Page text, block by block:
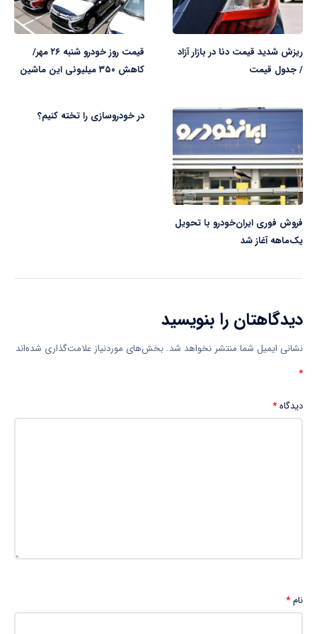
ریزش شدید قیمت دنا در بازار آزاد
/ جدول قیمت
قیمت روز خودرو شنبه ۲۶ مهر/
کاهش ۳۵۰ میلیونی این ماشین
فروش فوری ایران‌خودرو با تحویل
یک‌ماهه آغاز شد
در خودروسازی را تخته کنیم؟
دیدگاهتان را بنویسید
نشانی ایمیل شما منتشر نخواهد شد. بخش‌های موردنیاز علامت‌گذاری شده‌اند
*
دیدگاه*
نام*